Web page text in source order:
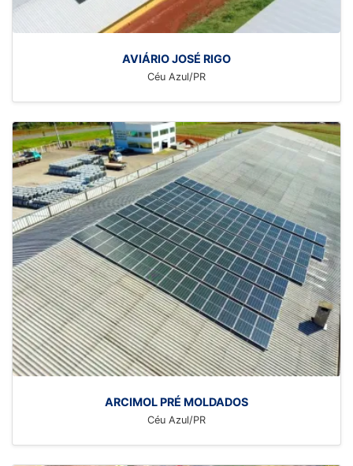
AVIÁRIO JOSÉ RIGO
Céu Azul/PR
ARCIMOL PRÉ MOLDADOS
Céu Azul/PR